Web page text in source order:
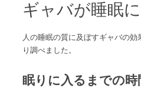
ギャバが睡眠
人の睡眠の質に及ぼすギャバの効
り調べました。
眠りに入るまでの時